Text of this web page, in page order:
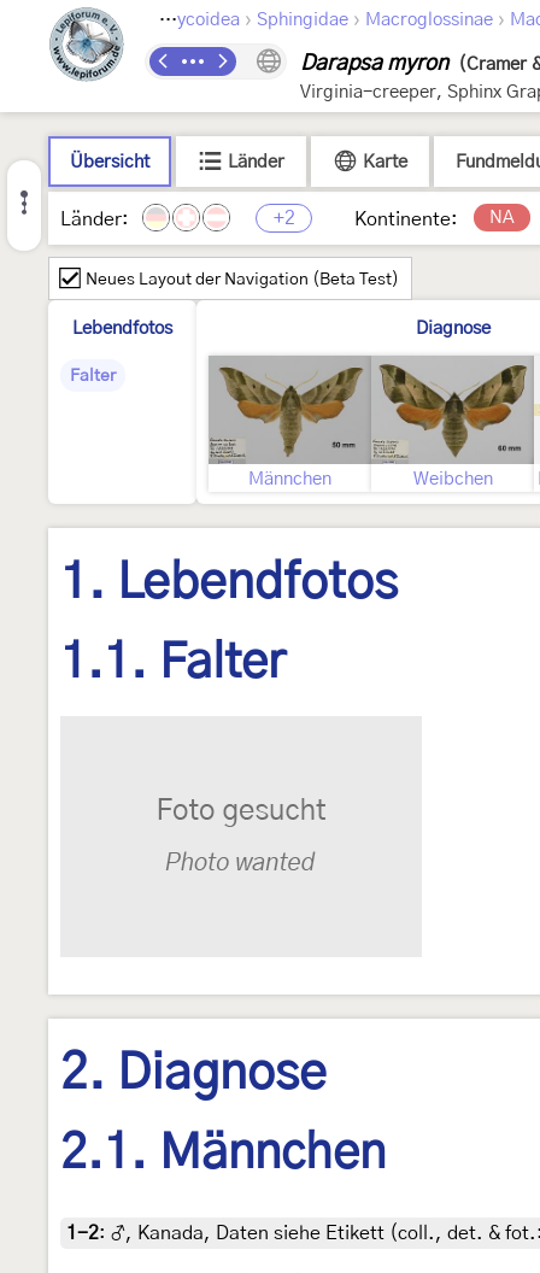
Lepidoptera› Bombycoidea › Sphingidae › Macroglossinae ›
Darapsa myron
(Cramer
Virginia-creeper, Sphinx
Übersicht Länder Karte
Länder: +2 Kontinente: NA
Neues Layout der Navigation (Beta Test)
Lebendfotos
Falter
Diagnose
Männchen Weibchen
1. Lebendfotos
1.1. Falter
2. Diagnose
2.1. Männchen
1-2: ♂, Kanada, Daten siehe Etikett (coll., det. &